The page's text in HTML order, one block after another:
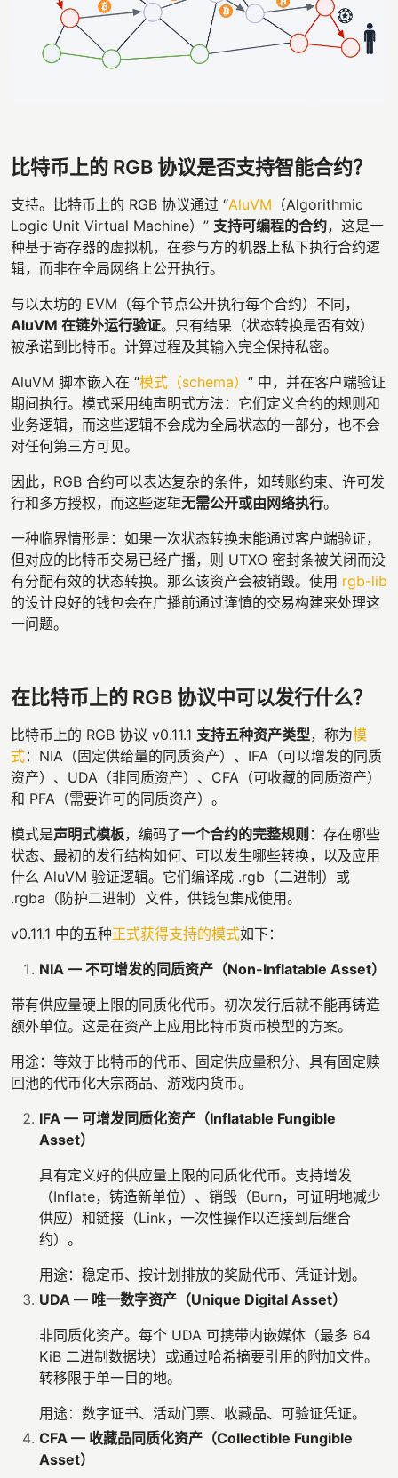
比特币上的 RGB 协议是否支持智能合约？
支持。比特币上的 RGB 协议通过 “AluVM （Algorithmic
Logic Unit Virtual Machine）” 支持可编程的合约，这是一
种基于寄存器的虚拟机，在参与方的机器上私下执行合约逻
辑，而非在全局网络上公开执行。
与以太坊的 EVM（每个节点公开执行每个合约）不同，
AluVM 在链外运行验证。只有结果（状态转换是否有效）
被承诺到比特币。计算过程及其输入完全保持私密。
AluVM 脚本嵌入在 “模式（schema） “ 中，并在客户端验证
期间执行。模式采用纯声明式方法：它们定义合约的规则和
业务逻辑，而这些逻辑不会成为全局状态的一部分，也不会
对任何第三方可见。
因此，RGB 合约可以表达复杂的条件，如转账约束、许可发
行和多方授权，而这些逻辑无需公开或由网络执行。
一种临界情形是：如果一次状态转换未能通过客户端验证，
但对应的比特币交易已经广播，则 UTXO 密封条被关闭而没
有分配有效的状态转换。那么该资产会被销毁。使用 rgb-lib
的设计良好的钱包会在广播前通过谨慎的交易构建来处理这
一问题。
在比特币上的 RGB 协议中可以发行什么？
比特币上的 RGB 协议 v0.11.1 支持五种资产类型，称为模
式：NIA（固定供给量的同质资产）、IFA（可以增发的同质
资产）、UDA（非同质资产）、CFA（可收藏的同质资产）
和 PFA（需要许可的同质资产）。
模式是声明式模板，编码了一个合约的完整规则 ：存在哪些
状态、最初的发行结构如何、可以发生哪些转换，以及应用
什么 AluVM 验证逻辑。它们编译成 .rgb（二进制）或
.rgba（防护二进制）文件，供钱包集成使用。
v0.11.1 中的五种正式获得支持的模式如下：
NIA — 不可增发的同质资产（Non-Inflatable Asset）
带有供应量硬上限的同质化代币。初次发行后就不能再铸造
额外单位。这是在资产上应用比特币货币模型的方案。
用途：等效于比特币的代币、固定供应量积分、具有固定赎
回池的代币化大宗商品、游戏内货币。
IFA — 可增发同质化资产（Inflatable Fungible
Asset）
具有定义好的供应量上限的同质化代币。支持增发
（Inflate，铸造新单位）、销毁（Burn，可证明地减少
供应）和链接（Link，一次性操作以连接到后继合
约）。
用途：稳定币、按计划排放的奖励代币、凭证计划。
UDA — 唯一数字资产（Unique Digital Asset）
非同质化资产。每个 UDA 可携带内嵌媒体（最多 64
KiB 二进制数据块）或通过哈希摘要引用的附加文件。
转移限于单一目的地。
用途：数字证书、活动门票、收藏品、可验证凭证。
CFA — 收藏品同质化资产（Collectible Fungible
Asset）